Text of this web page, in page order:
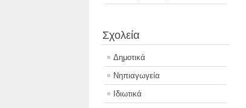
Σχολεία
Δημοτικά
Νηπιαγωγεία
Ιδιωτικά